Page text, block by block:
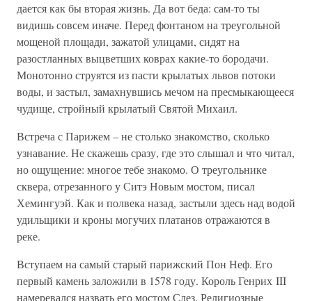
дается как бы вторая жизнь. Да вот беда: сам-то ты
видишь совсем иначе. Перед фонтаном на треугольной
мощеной площади, зажатой улицами, сидят на
разостланных выцветших коврах какие-то бородачи.
Монотонно струятся из пасти крылатых львов потоки
воды, и застыл, замахнувшись мечом на пресмыкающееся
чудище, стройный крылатый Святой Михаил.
Встреча с Парижем – не столько знакомство, сколько
узнавание. Не скажешь сразу, где это слышал и что читал,
но ощущение: многое тебе знакомо. О треугольнике
сквера, отрезанного у Ситэ Новым мостом, писал
Хемингуэй. Как и полвека назад, застыли здесь над водой
удильщики и кроны могучих платанов отражаются в
реке.
Вступаем на самый старый парижский Пон Неф. Его
первый камень заложили в 1578 году. Король Генрих III
намеревался назвать его мостом Слез. Религиозные